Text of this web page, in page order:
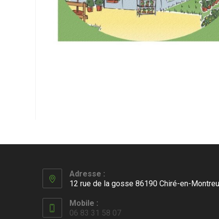
Adresse :
12 rue de la gosse 86190 Chiré-en-
Mobile :
06 83 31 58 07